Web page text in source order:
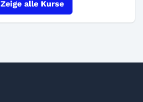
Zeige alle Kurse